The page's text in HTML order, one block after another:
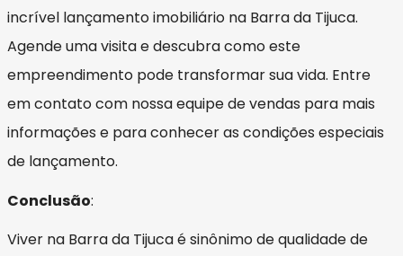
incrível lançamento imobiliário na Barra da Tijuca.
Agende uma visita e descubra como este
empreendimento pode transformar sua vida. Entre
em contato com nossa equipe de vendas para mais
informações e para conhecer as condições especiais
de lançamento.
Conclusão:
Viver na Barra da Tijuca é sinônimo de qualidade de